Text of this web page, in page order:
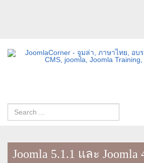
Joomla 5.1.1 และ